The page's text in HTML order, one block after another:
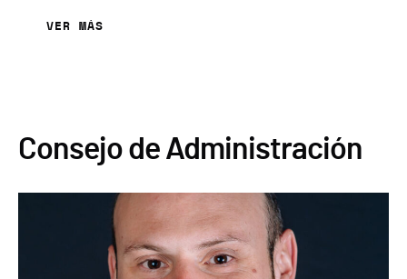
VER MÁS
Consejo de Administración